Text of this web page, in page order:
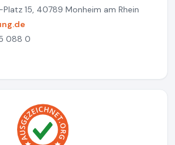
15, 40789 Monheim am Rhein
088 0